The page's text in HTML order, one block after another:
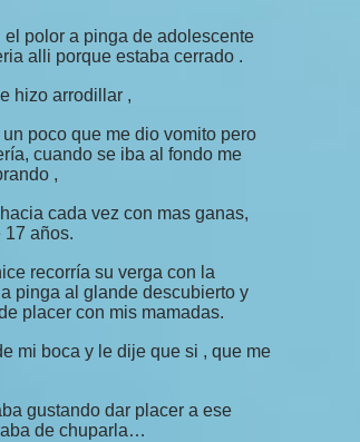
polor a pinga de adolescente
alli porque estaba cerrado .
hizo arrodillar ,
poco que me dio vomito pero
cuando se iba al fondo me
,
cada vez con mas ganas,
17 años.
recorría su verga con la
pinga al glande descubierto y
placer con mis mamadas.
mi boca y le dije que si , que me
gustando dar placer a ese
de chuparla…